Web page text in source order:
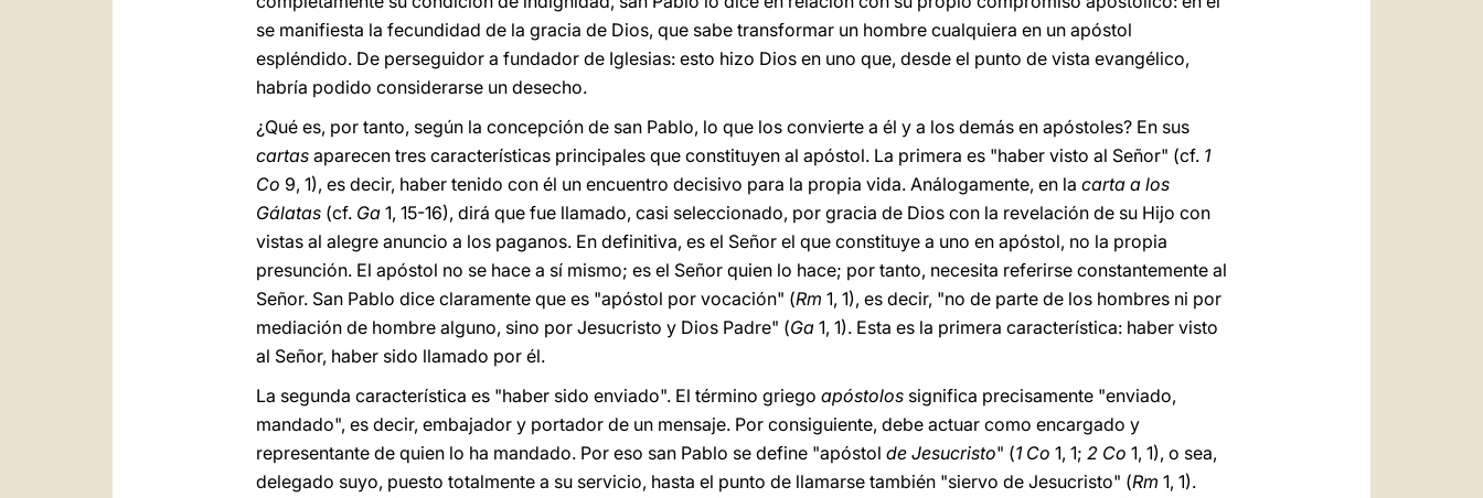
se manifiesta la fecundidad de la gracia de Dios, que sabe transformar un hombre cualquiera en un apóstol
espléndido. De perseguidor a fundador de Iglesias: esto hizo Dios en uno que, desde el punto de vista evangélico,
habría podido considerarse un desecho.
¿Qué es, por tanto, según la concepción de san Pablo, lo que los convierte a él y a los demás en apóstoles? En sus
cartas aparecen tres características principales que constituyen al apóstol. La primera es "haber visto al Señor" (cf. 1
Co 9, 1), es decir, haber tenido con él un encuentro decisivo para la propia vida. Análogamente, en la carta a los
Gálatas (cf. Ga 1, 15-16), dirá que fue llamado, casi seleccionado, por gracia de Dios con la revelación de su Hijo con
vistas al alegre anuncio a los paganos. En definitiva, es el Señor el que constituye a uno en apóstol, no la propia
presunción. El apóstol no se hace a sí mismo; es el Señor quien lo hace; por tanto, necesita referirse constantemente al
Señor. San Pablo dice claramente que es "apóstol por vocación" (Rm 1, 1), es decir, "no de parte de los hombres ni por
mediación de hombre alguno, sino por Jesucristo y Dios Padre" (Ga 1, 1). Esta es la primera característica: haber visto
al Señor, haber sido llamado por él.
La segunda característica es "haber sido enviado". El término griego apóstolos significa precisamente "enviado,
mandado", es decir, embajador y portador de un mensaje. Por consiguiente, debe actuar como encargado y
representante de quien lo ha mandado. Por eso san Pablo se define "apóstol de Jesucristo" (1 Co 1, 1; 2 Co 1, 1), o sea,
delegado suyo, puesto totalmente a su servicio, hasta el punto de llamarse también "siervo de Jesucristo" (Rm 1, 1).